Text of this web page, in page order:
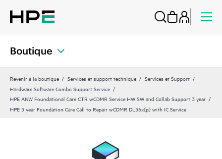
Boutique
Revenir à la boutique Services et support technique
Services et Support
Hardware Software Combo Support Service
HPE ANW Foundational Care CTR wCDMR Service HW SW and Collab Support 3 year
HPE 3 year Foundation Care Call to Repair wCDMR DL36x(p) with IC Service